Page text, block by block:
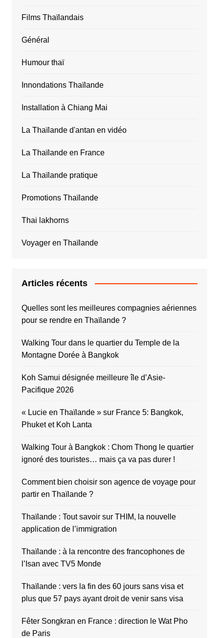
Films Thaïlandais
Général
Humour thaï
Innondations Thaïlande
Installation à Chiang Mai
La Thaïlande d'antan en vidéo
La Thaïlande en France
La Thaïlande pratique
Promotions Thaïlande
Thai lakhorns
Voyager en Thaïlande
Articles récents
Quelles sont les meilleures compagnies aériennes
pour se rendre en Thaïlande ?
Walking Tour dans le quartier du Temple de la
Montagne Dorée à Bangkok
Koh Samui désignée meilleure île d’Asie-
Pacifique 2026
« Lucie en Thaïlande » sur France 5: Bangkok,
Phuket et Koh Lanta
Walking Tour à Bangkok : Chom Thong le quartier
ignoré des touristes… mais ça va pas durer !
Comment bien choisir son agence de voyage pour
partir en Thaïlande ?
Thaïlande : Tout savoir sur THIM, la nouvelle
application de l’immigration
Thaïlande : à la rencontre des francophones de
l’Isan avec TV5 Monde
Thaïlande : vers la fin des 60 jours sans visa et
plus que 57 pays ayant droit de venir sans visa
Fêter Songkran en France : direction le Wat Pho
de Paris